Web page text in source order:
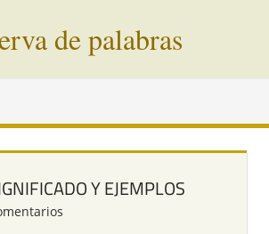
de palabras
Y EJEMPLOS